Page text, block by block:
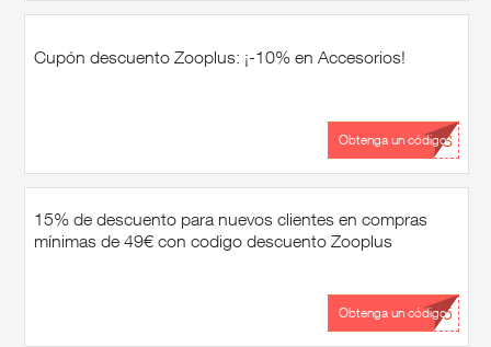
Cupón descuento Zooplus: ¡-10% en Accesorios!
...OS
Obtenga un código
15% de descuento para nuevos clientes en compras
mínimas de 49€ con codigo descuento Zooplus
...15
Obtenga un código